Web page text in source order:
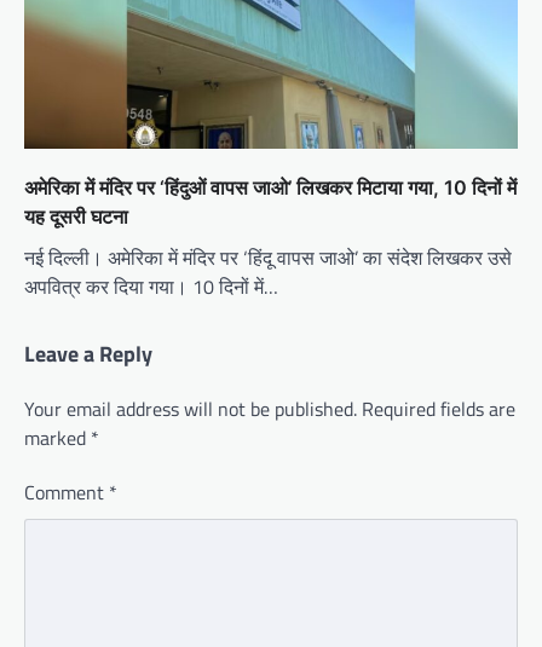
अमेरिका में मंदिर पर ‘हिंदुओं वापस जाओ’ लिखकर मिटाया गया, 10 दिनों में
यह दूसरी घटना
नई दिल्ली। अमेरिका में मंदिर पर ‘हिंदू वापस जाओ’ का संदेश लिखकर उसे
अपवित्र कर दिया गया। 10 दिनों में…
Leave a Reply
Your email address will not be published. Required fields are
marked *
Comment *